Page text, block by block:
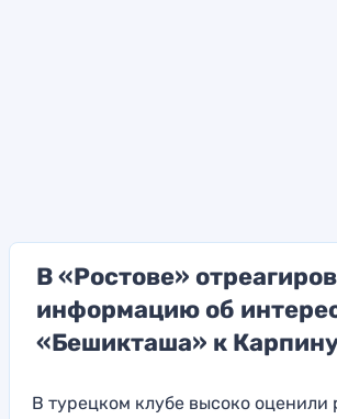
В «Ростове»
информацию об
«Бешикташа» к
В турецком клубе высоко оценили